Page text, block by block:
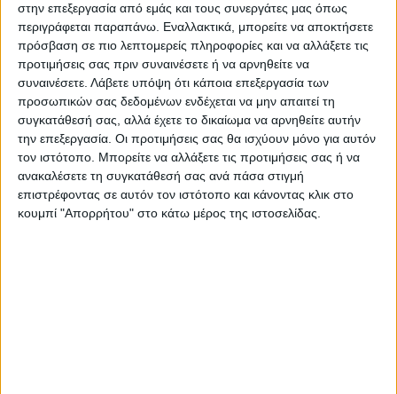
στην επεξεργασία από εμάς και τους συνεργάτες μας όπως
περιγράφεται παραπάνω. Εναλλακτικά, μπορείτε να αποκτήσετε
πρόσβαση σε πιο λεπτομερείς πληροφορίες και να αλλάξετε τις
προτιμήσεις σας πριν συναινέσετε ή να αρνηθείτε να
συναινέσετε. Λάβετε υπόψη ότι κάποια επεξεργασία των
προσωπικών σας δεδομένων ενδέχεται να μην απαιτεί τη
συγκατάθεσή σας, αλλά έχετε το δικαίωμα να αρνηθείτε αυτήν
την επεξεργασία. Οι προτιμήσεις σας θα ισχύουν μόνο για αυτόν
τον ιστότοπο. Μπορείτε να αλλάξετε τις προτιμήσεις σας ή να
ανακαλέσετε τη συγκατάθεσή σας ανά πάσα στιγμή
επιστρέφοντας σε αυτόν τον ιστότοπο και κάνοντας κλικ στο
κουμπί "Απορρήτου" στο κάτω μέρος της ιστοσελίδας.